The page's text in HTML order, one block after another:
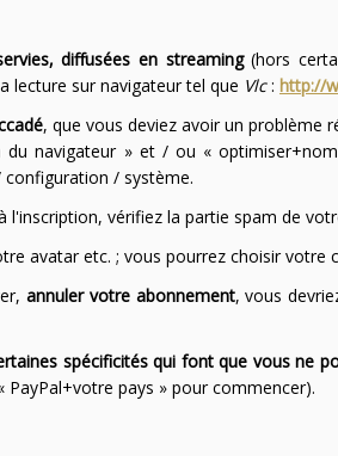
diffusées en streaming(hors
lecture sur navigateur tel que Vlc: http://
, que vous deviez avoir un problème
du navigateur » et / ou «
/ système.
l'inscription, vérifiez la partie spam de
avatar etc. ; vous pourrez choisir votre
annuler votre abonnement, vous
spécificités qui font que vous ne
PayPal+votre pays » pour commencer).